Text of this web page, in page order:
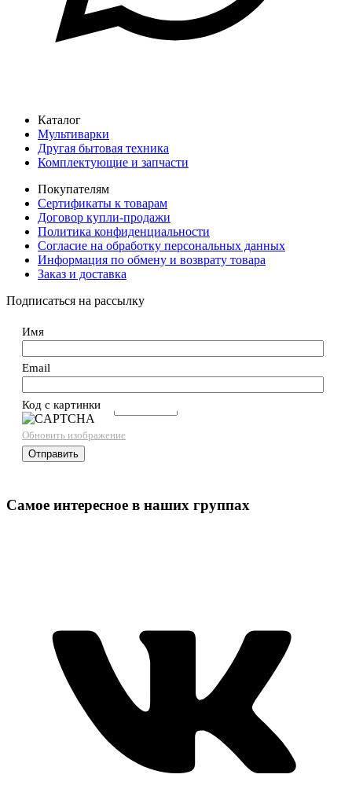
Каталог
Мультиварки
Другая бытовая техника
Комплектующие и запчасти
Покупателям
Сертификаты к товарам
Договор купли-продажи
Политика конфиденциальности
Согласие на обработку персональных данных
Информация по обмену и возврату товара
Заказ и доставка
Подписаться на рассылку
Имя
Email
Код с картинки→
Обновить изображение
Самое интересное в наших группах